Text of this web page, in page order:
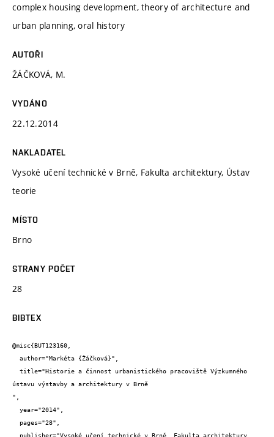
complex housing development, theory of architecture and
urban planning, oral history
AUTOŘI
ŽÁČKOVÁ, M.
VYDÁNO
22.12.2014
NAKLADATEL
Vysoké učení technické v Brně, Fakulta architektury, Ústav
teorie
MÍSTO
Brno
STRANY POČET
28
BIBTEX
@misc{BUT123160,
ústavu výstavby a architektury v Brně
",